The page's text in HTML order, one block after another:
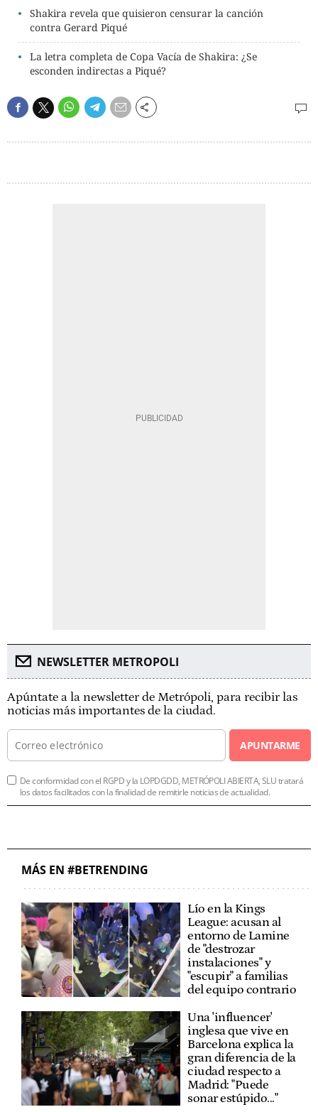
Shakira revela que quisieron censurar la canción
contra Gerard Piqué
La letra completa de Copa Vacía de Shakira: ¿Se
esconden indirectas a Piqué?
NEWSLETTER METROPOLI
Apúntate a la newsletter de Metrópoli, para recibir las
noticias más importantes de la ciudad.
APUNTARME
De conformidad con el RGPD y la LOPDGDD, METRÓPOLI ABIERTA, SLU tratará
los datos facilitados con la finalidad de remitirle noticias de actualidad.
MÁS EN #BETRENDING
Lío en la Kings
League: acusan al
entorno de Lamine
de "destrozar
instalaciones" y
"escupir" a familias
del equipo contrario
Una 'influencer'
inglesa que vive en
Barcelona explica la
gran diferencia de la
ciudad respecto a
Madrid: "Puede
sonar estúpido..."